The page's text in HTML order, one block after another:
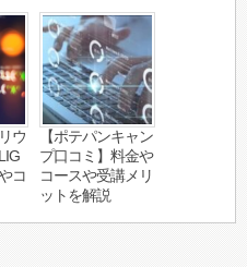
ウ
コ
【ポテパンキャン
プ口コミ】料金や
コースや受講メリ
ットを解説